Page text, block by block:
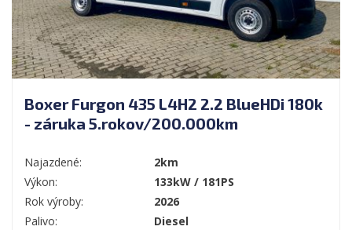
Boxer Furgon 435 L4H2 2.2 BlueHDi 180k
- záruka 5.rokov/200.000km
Najazdené:
2km
Výkon:
133kW / 181PS
Rok výroby:
2026
Palivo:
Diesel